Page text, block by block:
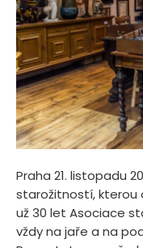
Praha 21. listopadu
starožitností, kterou
už 30 let Asociace
vždy na jaře a na